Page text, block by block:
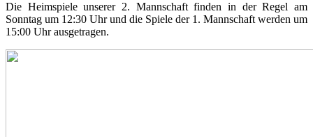
Die Heimspiele unserer 2. Mannschaft finden in der Regel am
Sonntag um 12:30 Uhr und die Spiele der 1. Mannschaft werden um
15:00 Uhr ausgetragen.